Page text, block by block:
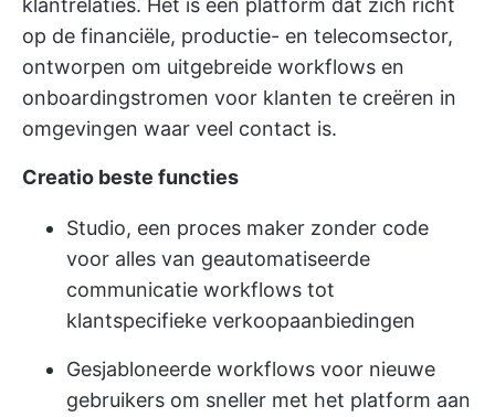
op de financiële, productie- en telecomsector,
ontworpen om uitgebreide workflows en
onboardingstromen voor klanten te creëren in
omgevingen waar veel contact is.
Creatio beste functies
Studio, een proces maker zonder code
voor alles van geautomatiseerde
communicatie workflows tot
klantspecifieke verkoopaanbiedingen
Gesjabloneerde workflows voor nieuwe
gebruikers om sneller met het platform aan